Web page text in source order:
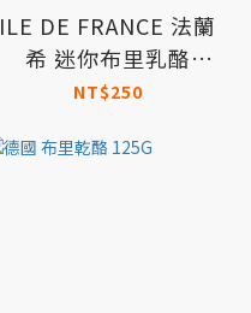
ILE DE FRANCE 法蘭
希 迷你布里乳酪
25GX5PC
NT$250